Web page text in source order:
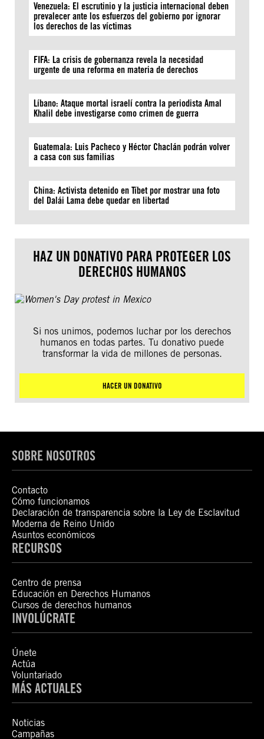
Venezuela: El escrutinio y la justicia internacional deben
prevalecer ante los esfuerzos del gobierno por ignorar
los derechos de las víctimas
FIFA: La crisis de gobernanza revela la necesidad
urgente de una reforma en materia de derechos
Líbano: Ataque mortal israelí contra la periodista Amal
Khalil debe investigarse como crimen de guerra
Guatemala: Luis Pacheco y Héctor Chaclán podrán volver
a casa con sus familias
China: Activista detenido en Tíbet por mostrar una foto
del Dalái Lama debe quedar en libertad
HAZ UN DONATIVO PARA PROTEGER LOS
DERECHOS HUMANOS
Si nos unimos, podemos luchar por los derechos
humanos en todas partes. Tu donativo puede
transformar la vida de millones de personas.
HACER UN DONATIVO
SOBRE NOSOTROS
Contacto
Cómo funcionamos
Declaración de transparencia sobre la Ley de Esclavitud
Moderna de Reino Unido
Asuntos económicos
RECURSOS
Centro de prensa
Educación en Derechos Humanos
Cursos de derechos humanos
INVOLÚCRATE
Únete
Actúa
Voluntariado
MÁS ACTUALES
Noticias
Campañas